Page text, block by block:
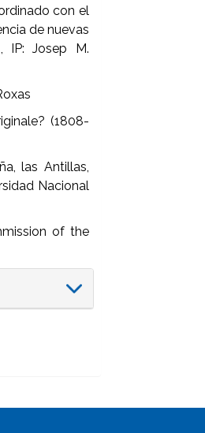
con el
de nuevas
IP: Josep M.
(1808-
las Antillas,
Nacional
of the